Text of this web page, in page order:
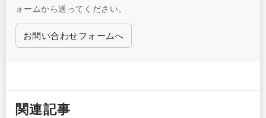
ォームから送ってください。
お問い合わせフォームへ
関連記事